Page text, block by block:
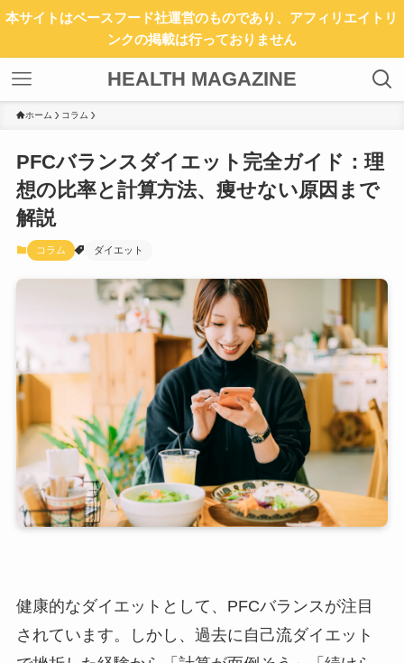
本サイトはベースフード社運営のものであり、アフィリエイトリ
ンクの掲載は行っておりません
HEALTH MAGAZINE
ホーム コラム
PFCバランスダイエット完全ガイド：理
想の比率と計算方法、痩せない原因まで
解説
コラム ダイエット
健康的なダイエットとして、PFCバランスが注目
されています。しかし、過去に自己流ダイエット